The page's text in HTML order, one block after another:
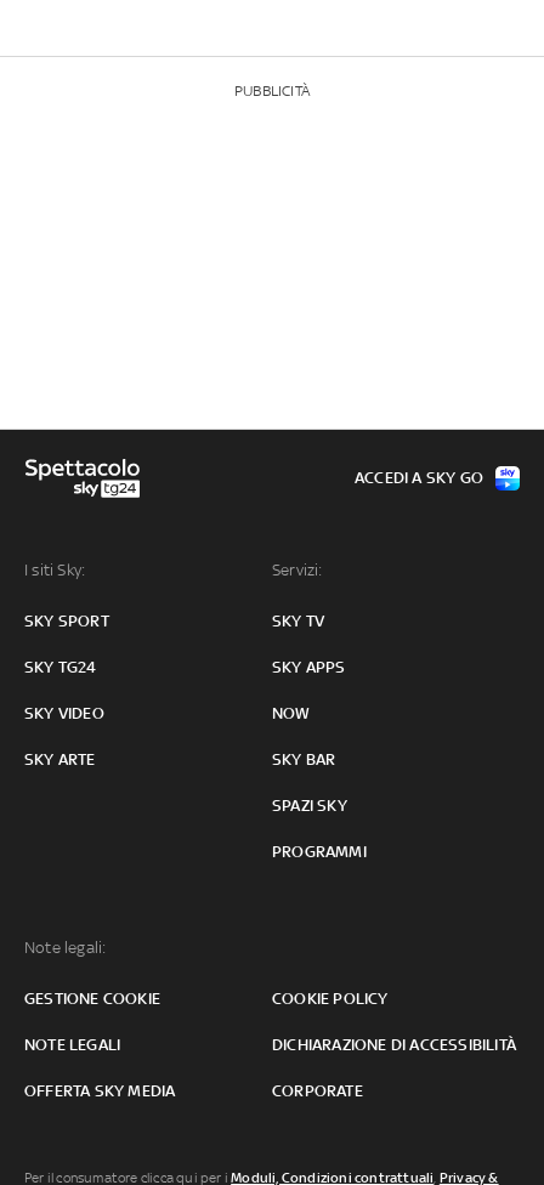
PUBBLICITÀ
I siti Sky:
SKY SPORT
SKY TG24
SKY VIDEO
SKY ARTE
Servizi:
SKY TV
SKY APPS
NOW
SKY BAR
SPAZI SKY
PROGRAMMI
Note legali:
GESTIONE COOKIE COOKIE POLICY
NOTE LEGALI DICHIARAZIONE DI ACCESSIBILITÀ
OFFERTA SKY MEDIA CORPORATE
ACCEDI A SKY GO
Per il consumatore clicca qui per iModuli, Condizioni contrattuali, Privacy &